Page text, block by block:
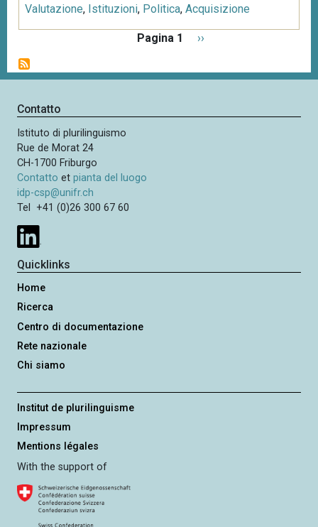
Valutazione, Istituzioni, Politica, Acquisizione
g
i
a
z
i
o
n
e
Pagina 1
P
g
v
››
Contatto
Istituto di plurilinguismo
Rue de Morat 24
CH-1700 Friburgo
Contatto etpianta del luogo
idp-csp@unifr.ch
Tel +41 (0)26 300 67 60
Quicklinks
Home
Ricerca
Centro di documentazione
Rete nazionale
Chi siamo
Institut de plurilinguisme
Impressum
Mentions légales
With the support of